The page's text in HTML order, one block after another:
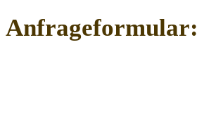
Anfrageformular: